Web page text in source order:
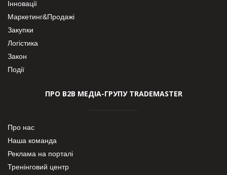
Інновації
Маркетинг&Продажі
Закупки
Логістика
Закон
Події
ПРО В2В МЕДІА-ГРУПУ TRADEMASTER
Про нас
Наша команда
Реклама на порталі
Тренінговий центр